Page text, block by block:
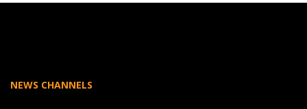
NEWS CHANNELS